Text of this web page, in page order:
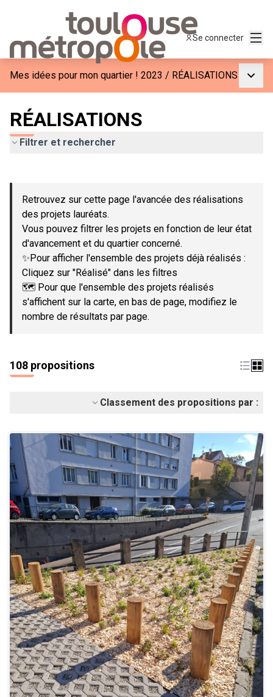
Se connecter
Mes idées pour mon quartier ! 2023 / RÉALISATIONS
RÉALISATIONS
Filtrer et rechercher
−
Retrouvez sur cette page l'avancée des réalisations
des projets lauréats.
Vous pouvez filtrer les projets en fonction de leur état
d'avancement et du quartier concerné.
✨Pour afficher l'ensemble des projets déjà réalisés :
Cliquez sur "Réalisé" dans les filtres
🗺️ Pour que l'ensemble des projets réalisés
s'affichent sur la carte, en bas de page, modifiez le
nombre de résultats par page.
108 propositions
Classement des propositions par :